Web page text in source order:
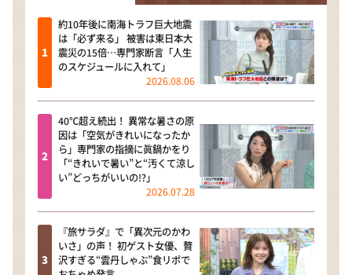
約10年後に南海トラフ巨大地震
は「必ず来る」 被害は東日本大
震災の15倍…専門家断言「人生
のスケジュールに入れて」
2026.08.06
40℃超え続出！ 異常な暑さの原
因は「空気がきれいになったか
ら」専門家の指摘に眞鍋かをり
「“きれいで暑い”と“汚くて涼し
い”どっちがいいの!?」
2026.07.28
『旅サラダ』で「異次元のかわ
いさ」の声！ 初ゲスト女優、贅
沢すぎる“雲丹しゃぶ”食リポで